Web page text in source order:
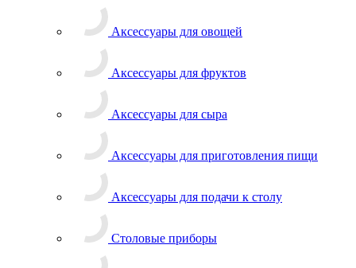
Аксессуары для овощей
Аксессуары для фруктов
Аксессуары для сыра
Аксессуары для приготовления пищи
Аксессуары для подачи к столу
Столовые приборы